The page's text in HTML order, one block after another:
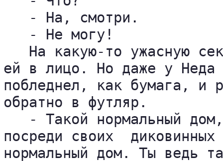
   - На, смотри.
   - Не могу!
На какую-то ужасную
ей в лицо. Но даже у
побледнел, как бумага, и
обратно в футляр.
- Такой нормальный
посреди своих
нормальный дом. Ты ведь